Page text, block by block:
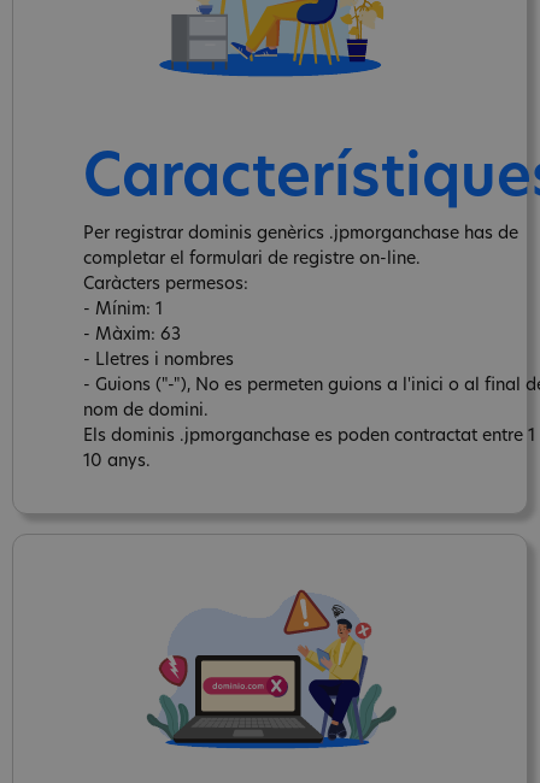
Per registrar dominis genèrics .jpmorganchase has de
completar el formulari de registre on-line.
Caràcters permesos:
- Mínim: 1
- Màxim: 63
- Lletres i nombres
- Guions ("-"), No es permeten guions a l'inici o al final
nom de domini.
Els dominis .jpmorganchase es poden contractat entre 1
10 anys.